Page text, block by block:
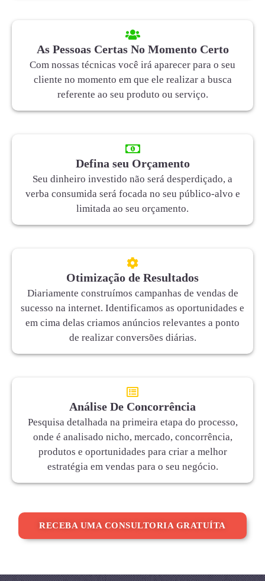
As Pessoas Certas No Momento Certo
Com nossas técnicas você irá aparecer para o seu
cliente no momento em que ele realizar a busca
referente ao seu produto ou serviço.
Defina seu Orçamento
Seu dinheiro investido não será desperdiçado, a
verba consumida será focada no seu público-alvo e
limitada ao seu orçamento.
Otimização de Resultados
Diariamente construímos campanhas de vendas de
sucesso na internet. Identificamos as oportunidades e
em cima delas criamos anúncios relevantes a ponto
de realizar conversões diárias.
Análise De Concorrência
Pesquisa detalhada na primeira etapa do processo,
onde é analisado nicho, mercado, concorrência,
produtos e oportunidades para criar a melhor
estratégia em vendas para o seu negócio.
RECEBA UMA CONSULTORIA GRATUÍTA